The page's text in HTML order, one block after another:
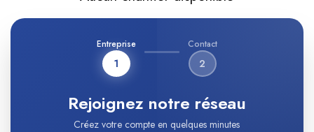
Entreprise
1
Contact
2
Rejoignez notre réseau
Créez votre compte en quelques minutes